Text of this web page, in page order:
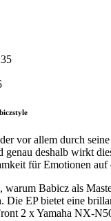
vor allem durch
genau deshalb wirkt
für Emotionen
Babicz als
Die EP bietet eine
2 x Yamaha NX-